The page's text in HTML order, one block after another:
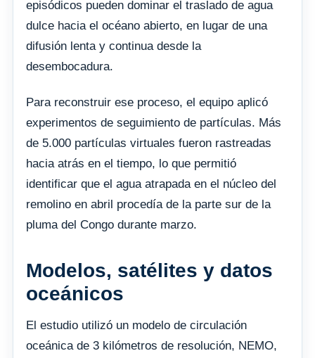
episódicos pueden dominar el traslado de agua
dulce hacia el océano abierto, en lugar de una
difusión lenta y continua desde la
desembocadura.
Para reconstruir ese proceso, el equipo aplicó
experimentos de seguimiento de partículas. Más
de 5.000 partículas virtuales fueron rastreadas
hacia atrás en el tiempo, lo que permitió
identificar que el agua atrapada en el núcleo del
remolino en abril procedía de la parte sur de la
pluma del Congo durante marzo.
Modelos, satélites y datos
oceánicos
El estudio utilizó un modelo de circulación
oceánica de 3 kilómetros de resolución, NEMO,